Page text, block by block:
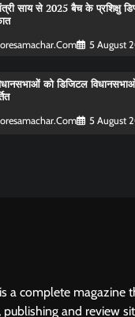
साय से 2025 बैच के प्रशिक्षु
5 August
को डिजिटल
5 August
a complete magazine
and review